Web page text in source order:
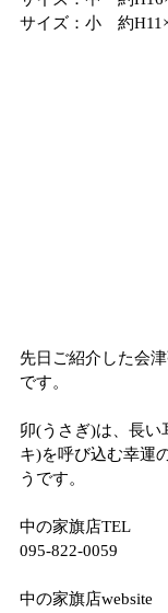
サイズ：小　約
先日ご紹介した会
です。
卯(うさぎ)は、長い
キ)を呼び込む幸運
うです。
中の家旗店TEL
095-822-0059
中の家旗店website